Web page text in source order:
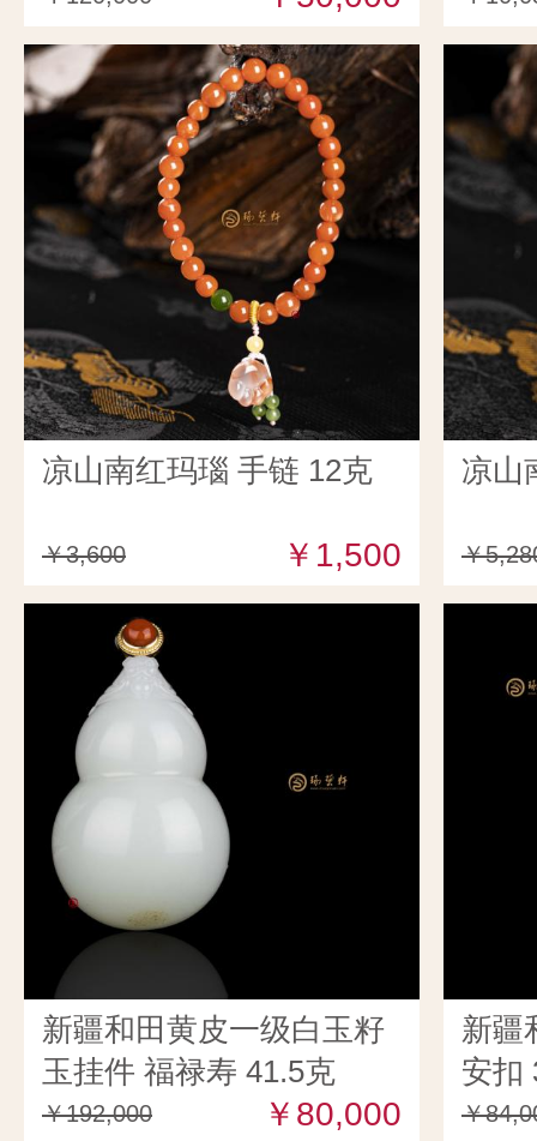
凉山南红玛瑙 手链 12克
￥3,600 ￥1,500
凉山
￥
新疆和田黄皮一级白玉籽
玉挂件 福禄寿 41.5克
￥192,000 ￥80,000
新疆
安扣
￥